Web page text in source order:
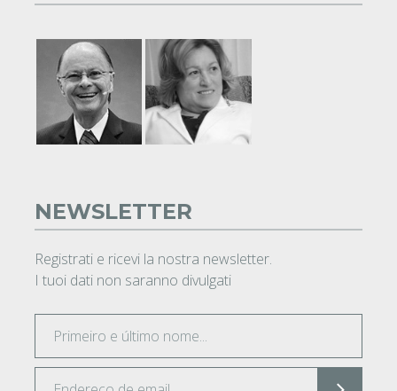
NEWSLETTER
Registrati e ricevi la nostra newsletter.
I tuoi dati non saranno divulgati